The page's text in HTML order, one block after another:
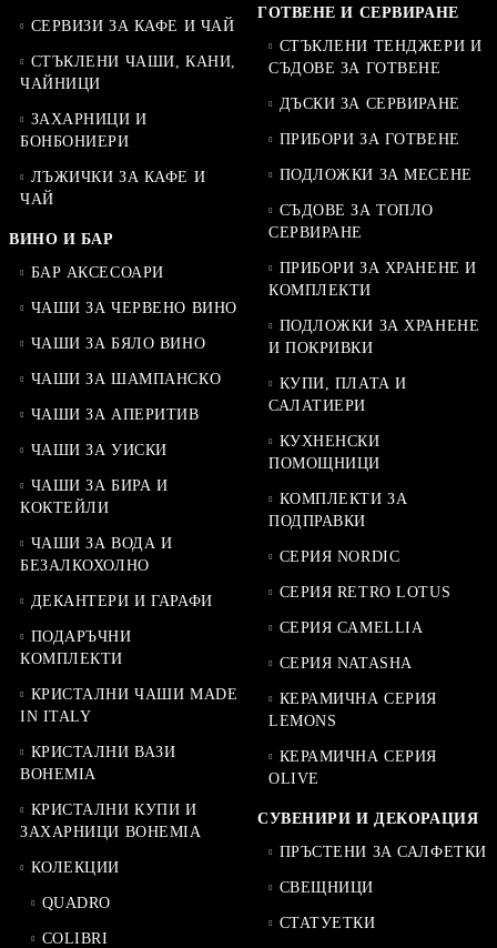
СЕРВИЗИ ЗА КАФЕ И ЧАЙ
СТЪКЛЕНИ ЧАШИ, КАНИ,
ЧАЙНИЦИ
ЗАХАРНИЦИ И
БОНБОНИЕРИ
ЛЪЖИЧКИ ЗА КАФЕ И
ЧАЙ
ВИНО И БАР
БАР АКСЕСОАРИ
ЧАШИ ЗА ЧЕРВЕНО ВИНО
ЧАШИ ЗА БЯЛО ВИНО
ЧАШИ ЗА ШАМПАНСКО
ЧАШИ ЗА АПЕРИТИВ
ЧАШИ ЗА УИСКИ
ЧАШИ ЗА БИРА И
КОКТЕЙЛИ
ЧАШИ ЗА ВОДА И
БЕЗАЛКОХОЛНО
ДЕКАНТЕРИ И ГАРАФИ
ПОДАРЪЧНИ
КОМПЛЕКТИ
КРИСТАЛНИ ЧАШИ MADE
IN ITALY
КРИСТАЛНИ ВАЗИ
BOHEMIA
КРИСТАЛНИ КУПИ И
ЗАХАРНИЦИ BOHEMIA
КОЛЕКЦИИ
QUADRO
COLIBRI
ГОТВЕНЕ И СЕРВИРАНЕ
СТЪКЛЕНИ ТЕНДЖЕРИ И
СЪДОВЕ ЗА ГОТВЕНЕ
ДЪСКИ ЗА СЕРВИРАНЕ
ПРИБОРИ ЗА ГОТВЕНЕ
ПОДЛОЖКИ ЗА МЕСЕНЕ
СЪДОВЕ ЗА ТОПЛО
СЕРВИРАНЕ
ПРИБОРИ ЗА ХРАНЕНЕ И
КОМПЛЕКТИ
ПОДЛОЖКИ ЗА ХРАНЕНЕ
И ПОКРИВКИ
КУПИ, ПЛАТА И
САЛАТИЕРИ
КУХНЕНСКИ
ПОМОЩНИЦИ
КОМПЛЕКТИ ЗА
ПОДПРАВКИ
СЕРИЯ NORDIC
СЕРИЯ RETRO LOTUS
СЕРИЯ CAMELLIA
СЕРИЯ NATASHA
КЕРАМИЧНА СЕРИЯ
LEMONS
КЕРАМИЧНА СЕРИЯ
OLIVE
СУВЕНИРИ И ДЕКОРАЦИЯ
ПРЪСТЕНИ ЗА САЛФЕТКИ
СВЕЩНИЦИ
СТАТУЕТКИ